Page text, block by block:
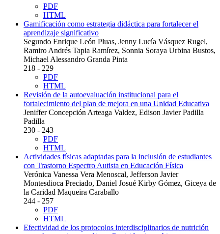
PDF
HTML
Gamificación como estrategia didáctica para fortalecer el
aprendizaje significativo
Segundo Enrique León Pluas, Jenny Lucía Vásquez Rugel,
Ramiro Andrés Tapia Ramírez, Sonnia Soraya Urbina Bustos,
Michael Alessandro Granda Pinta
218 - 229
PDF
HTML
Revisión de la autoevaluación institucional para el
fortalecimiento del plan de mejora en una Unidad Educativa
Jeniffer Concepción Arteaga Valdez, Edison Javier Padilla
Padilla
230 - 243
PDF
HTML
Actividades físicas adaptadas para la inclusión de estudiantes
con Trastorno Espectro Autista en Educación Física
Verónica Vanessa Vera Menoscal, Jefferson Javier
Montesdioca Preciado, Daniel Josué Kirby Gómez, Giceya de
la Caridad Maqueira Caraballo
244 - 257
PDF
HTML
Efectividad de los protocolos interdisciplinarios de nutrición